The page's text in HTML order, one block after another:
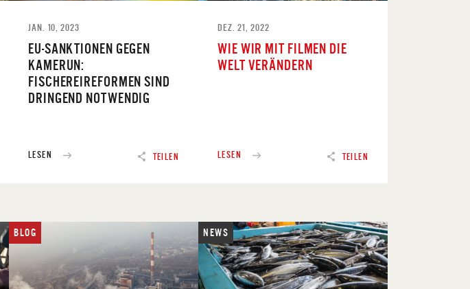
TEILEN
JAN. 10, 2023
EU-SANKTIONEN GEGEN
KAMERUN:
FISCHEREIREFORMEN SIND
DRINGEND NOTWENDIG
LESEN TEILEN
DEZ. 21, 2022
WIE WIR MIT FILMEN DIE
WELT VERÄNDERN
LESEN
BLOG NEWS